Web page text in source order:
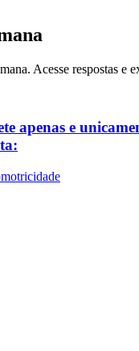
. Acesse respostas e
apenas e